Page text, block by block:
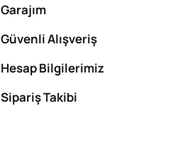
Garajım
Güvenli Alışveriş
Hesap Bilgilerimiz
Sipariş Takibi